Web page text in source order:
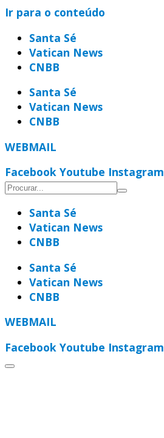
Ir para o conteúdo
Santa Sé
Vatican News
CNBB
Santa Sé
Vatican News
CNBB
WEBMAIL
Facebook Youtube Instagram
Santa Sé
Vatican News
CNBB
Santa Sé
Vatican News
CNBB
WEBMAIL
Facebook Youtube Instagram